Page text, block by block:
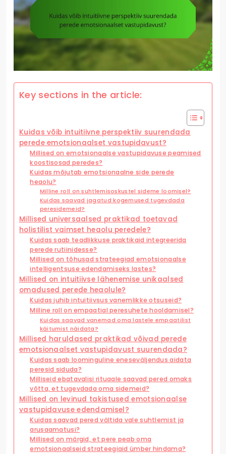
Key sections in the article:
Kuidas võib intuitiivne perspektiiv suurendada
perede emotsionaalset vastupidavust?
Millised on emotsionaalse vastupidavuse peamised
koostisosad peredes?
Kuidas mõjutab emotsionaalne side perede
heaolu?
Milline roll on suhtlemisoskustel sideme loomisel?
Kuidas saavad jagatud kogemused tugevdada
peresidemeid?
Millised universaalsed praktikad toetavad
holistilist vaimset heaolu peredele?
Kuidas saab teadlikkuse praktikaid integreerida
perede rutiinidesse?
Millised on tõhusad strateegiad emotsionaalse
intelligentsuse edendamiseks lastes?
Millised on intuitiivse lähenemise unikaalsed
omadused perede heaolule?
Kuidas juhib intuitiivsus vanemlikke otsuseid?
Milline roll on empaatial peresuhete hooldamisel?
Kuidas saavad vanemad oma lastele empaatilist
käitumist näidata?
Millised haruldased praktikad võivad perede
emotsionaalset vastupidavust suurendada?
Kuidas saab loominguline eneseväljendus aidata
peresid siduda?
Milliseid ebatavalisi rituaale saavad pered omaks
võtta, et tugevdada oma sidemeid?
Millised on levinud takistused emotsionaalse
vastupidavuse edendamisel?
Kuidas saavad pered vältida vale suhtlemist ja
arusaamatusi?
Millised on märgid, et pere peab oma
emotsionaalseid strateegiaid ümber hindama?